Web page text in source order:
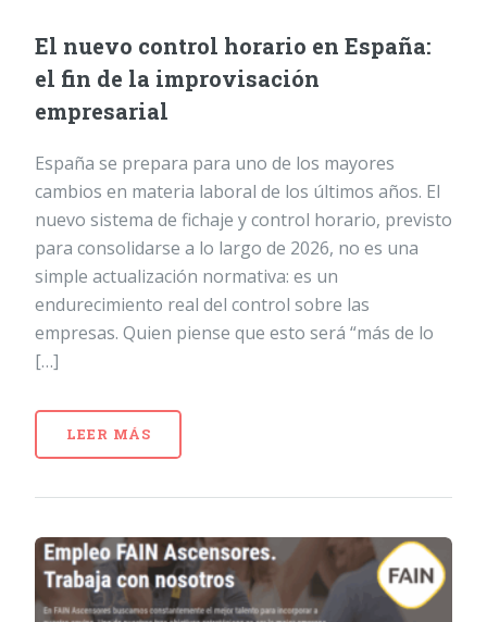
El nuevo control horario en España:
el fin de la improvisación
empresarial
España se prepara para uno de los mayores
cambios en materia laboral de los últimos años. El
nuevo sistema de fichaje y control horario, previsto
para consolidarse a lo largo de 2026, no es una
simple actualización normativa: es un
endurecimiento real del control sobre las
empresas. Quien piense que esto será “más de lo
[…]
LEER MÁS